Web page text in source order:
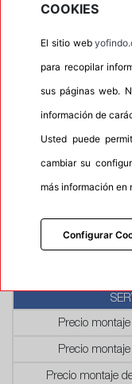
Horario de apertura:
Aviso importante:
escoge uno de
acción lleva
neumáticos. En
ser entregado.
Precio
Precio
Precio montaje
COOKIES
El sitio web
para recopilar
sus páginas web.
información de
Usted puede
cambiar su
más información en
Configurar